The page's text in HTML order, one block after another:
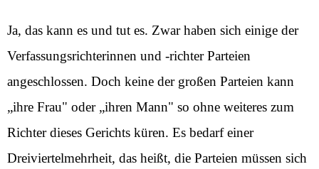
Ja, das kann es und tut es. Zwar haben sich einige der
Verfassungsrichterinnen und -richter Parteien
angeschlossen. Doch keine der großen Parteien kann
„ihre Frau" oder „ihren Mann" so ohne weiteres zum
Richter dieses Gerichts küren. Es bedarf einer
Dreiviertelmehrheit, das heißt, die Parteien müssen sich